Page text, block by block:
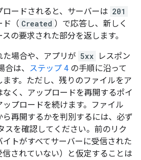
ードされると、サーバーは 201
ド（ Created ）で応答し、新しく
の要求された部分を返します。
た場合や、アプリが 5xx
レスポン
は、 ステップ 4 の手順に沿って
す。ただし、残りのファイルをア
なく、アップロードを再開するポイ
プロードを続けます。ファイル
再開するかを判別するには、必ず
スを確認してください。前のリク
トがすべてサーバーに受信された
信されていない）と仮定することは